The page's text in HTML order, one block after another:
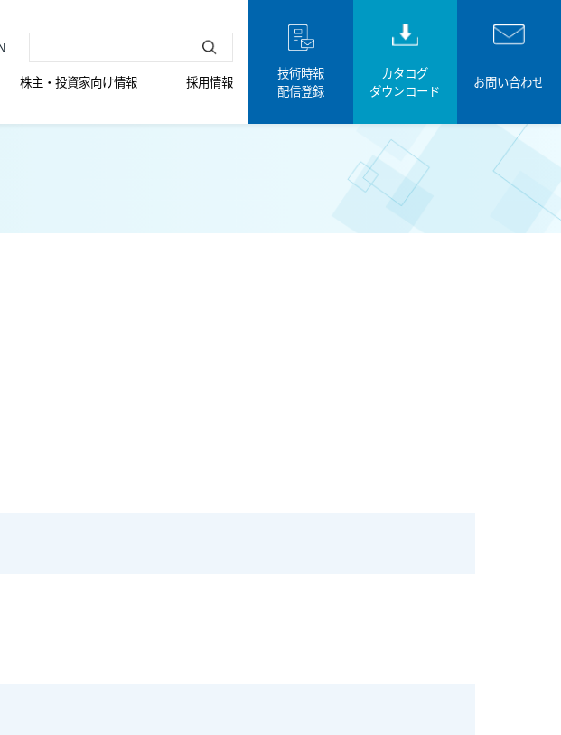
株主・投資家向け情報 採用情報
技術時報
配信登録
カタログ
ダウンロード
お問い合わせ